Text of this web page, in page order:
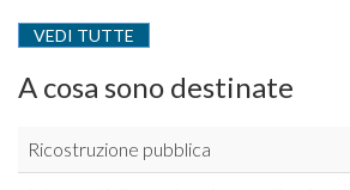
VEDI TUTTE
A cosa sono destinate
Ricostruzione pubblica